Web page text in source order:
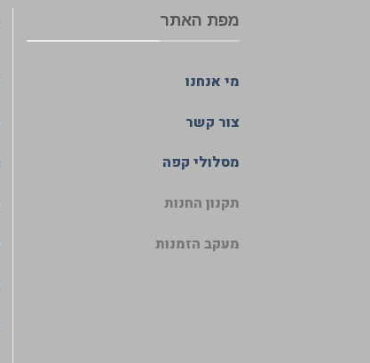
מפת האתר
מי אנחנו
צור קשר
מסלולי קפה
תקנון החנות
מעקב הזמנות